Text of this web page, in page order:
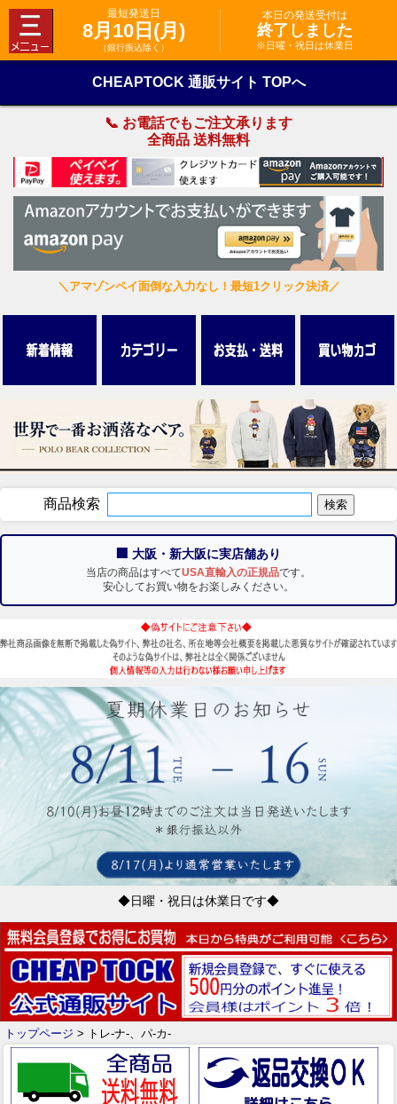
最短発送日
8月10日(月)
（銀行振込除く）
本日の発送受付は
終了しました
※日曜・祝日は休業日
CHEAPTOCK 通販サイト TOPへ
📞 お電話でもご注文承ります
全商品 送料無料
＼アマゾンペイ面倒な入力なし！最短1クリック決済／
商品検索
🏢 大阪・新大阪に実店舗あり
当店の商品はすべてUSA直輸入の正規品です。
安心してお買い物をお楽しみください。
◆日曜・祝日は休業日です◆
トップページ > トレ-ナ-、パ-カ-